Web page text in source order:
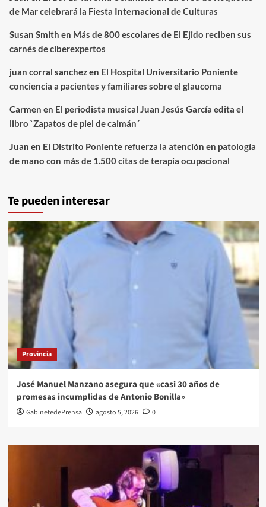
de Mar celebrará la Fiesta Internacional de Culturas
Susan Smith en Más de 800 escolares de El Ejido reciben sus
carnés de ciberexpertos
juan corral sanchezen El Hospital Universitario Poniente
conciencia a pacientes y familiares sobre el glaucoma
Carmen en El periodista musical Juan Jesús García edita el
libro `Zapatos de piel de caimán´
Juan en El Distrito Poniente refuerza la atención en patología
de mano con más de 1.500 citas de terapia ocupacional
Te pueden interesar
Provincia
José Manuel Manzano asegura que «casi 30 años de
promesas incumplidas de Antonio Bonilla»
GabinetedePrensa agosto 5, 2026 0